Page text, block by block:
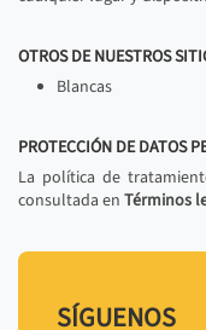
OTROS DE NUESTROS
Blancas
PROTECCIÓN DE DATOS
La política de
consultada en Términos
SÍGUENOS